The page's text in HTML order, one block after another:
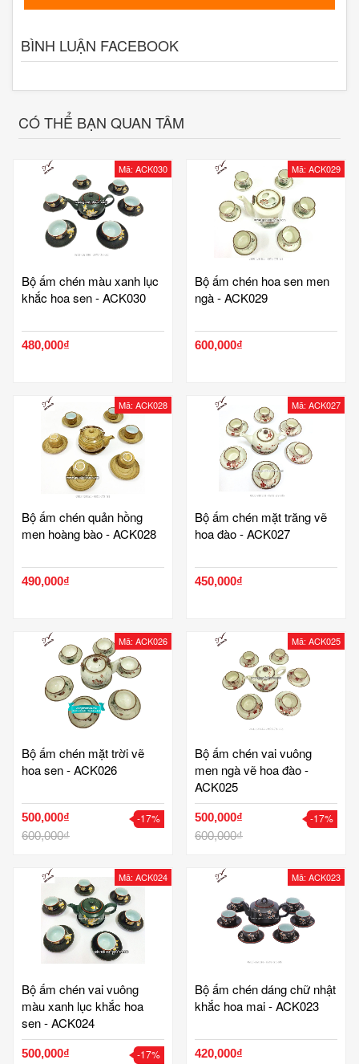
BÌNH LUẬN FACEBOOK
CÓ THỂ BẠN QUAN TÂM
Mã: ACK030
Bộ ấm chén màu xanh lục
khắc hoa sen - ACK030
480,000₫
Mã: ACK029
Bộ ấm chén hoa sen men
ngà - ACK029
600,000₫
Mã: ACK028
Bộ ấm chén quản hồng
men hoàng bào - ACK028
490,000₫
Mã: ACK027
Bộ ấm chén mặt trăng vẽ
hoa đào - ACK027
450,000₫
Mã: ACK026
Bộ ấm chén mặt trời vẽ
hoa sen - ACK026
500,000₫
600,000₫
-17%
Mã: ACK025
Bộ ấm chén vai vuông
men ngà vẽ hoa đào -
ACK025
500,000₫
600,000₫
-17%
Mã: ACK024
Bộ ấm chén vai vuông
màu xanh lục khắc hoa
sen - ACK024
500,000₫
-17%
Mã: ACK023
Bộ ấm chén dáng chữ nhật
khắc hoa mai - ACK023
420,000₫